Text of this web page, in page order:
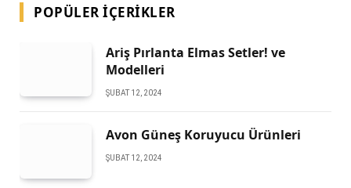
POPÜLER İÇERIKLER
Ariş Pırlanta Elmas Setler! ve
Modelleri
ŞUBAT 12, 2024
Avon Güneş Koruyucu Ürünleri
ŞUBAT 12, 2024